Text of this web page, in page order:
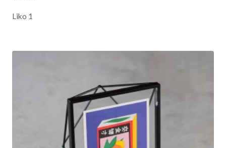
Liko 1